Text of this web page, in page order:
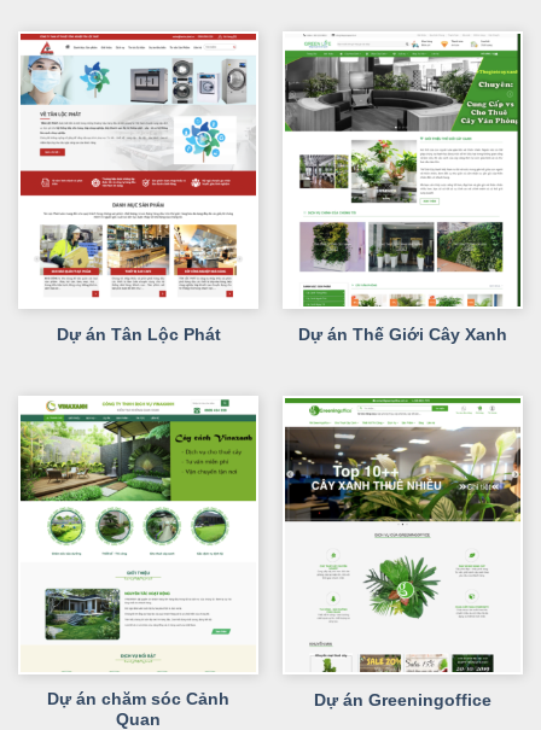
Dự án Tân Lộc Phát Dự án Thế Giới Cây Xanh
Dự án chăm sóc Cảnh
Quan
Dự án Greeningoffice